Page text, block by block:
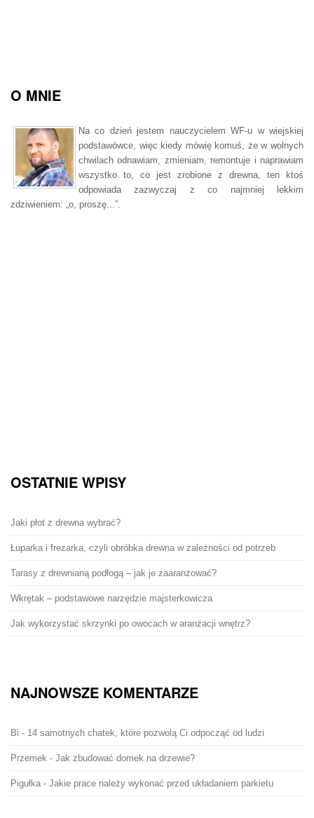
O MNIE
Na co dzień jestem nauczycielem WF-u w wiejskiej
podstawówce, więc kiedy mówię komuś, że w wolnych
chwilach odnawiam, zmieniam, remontuje i naprawiam
wszystko to, co jest zrobione z drewna, ten ktoś
odpowiada zazwyczaj z co najmniej lekkim
zdziwieniem: „o, proszę...”.
OSTATNIE WPISY
Jaki płot z drewna wybrać?
Łuparka i frezarka, czyli obróbka drewna w zależności od potrzeb
Tarasy z drewnianą podłogą – jak je zaaranżować?
Wkrętak – podstawowe narzędzie majsterkowicza
Jak wykorzystać skrzynki po owocach w aranżacji wnętrz?
NAJNOWSZE KOMENTARZE
Bi - 14 samotnych chatek, które pozwolą Ci odpocząć od ludzi
Przemek - Jak zbudować domek na drzewie?
Pigułka - Jakie prace należy wykonać przed układaniem parkietu